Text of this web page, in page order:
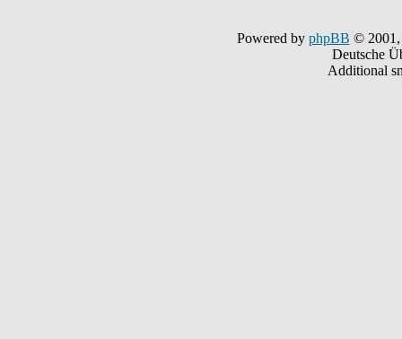
Powered by phpBB © 2001,
Deutsche
Additional